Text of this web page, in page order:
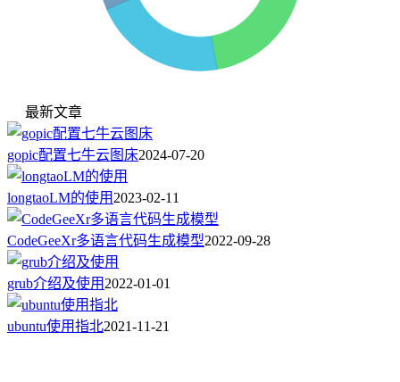
最新文章
gopic配置七牛云图床2024-07-20
longtaoLM的使用 2023-02-11
CodeGeeXr多语言代码生成模型2022-09-28
grub介绍及使用 2022-01-01
ubuntu使用指北2021-11-21